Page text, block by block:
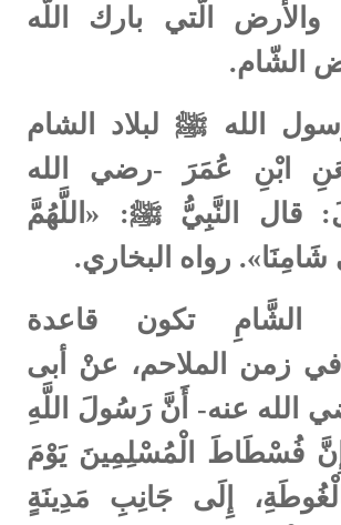
والأرض الّتي بارك اللّه
الشّام.
الله ﷺ لبلاد الشام
فعَنِ ابْنِ عُمَرَ -رضي الله
قال النَّبِيُّ ﷺ: «اللَّهُمَّ
شَامِنَا». رواه البخاري.
الشَّامِ تكون قاعدة
في زمن الملاحم، عنْ أبى
الله عنه- أَنَّ رَسُولَ اللَّهِ
فُسْطَاطَ الْمُسْلِمِينَ يَوْمَ
إِلَى جَانِبِ مَدِينَةٍ